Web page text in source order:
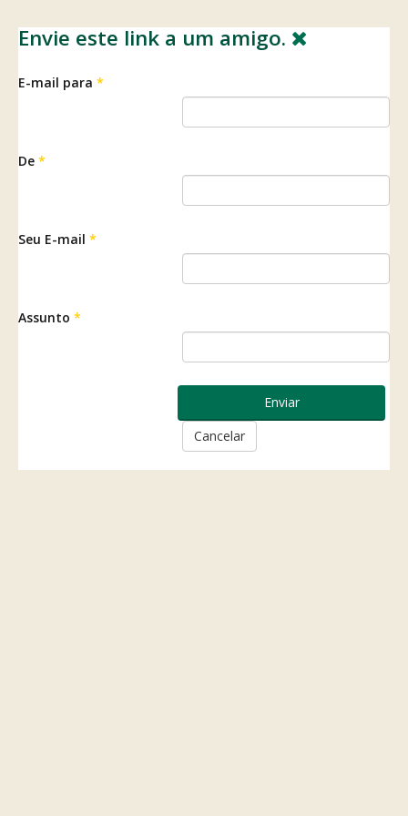
Envie este link a um amigo.
E-mail para *
De *
Seu E-mail *
Assunto *
Enviar
Cancelar